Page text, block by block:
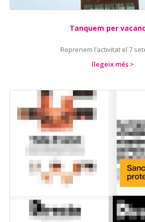
Tanquem per
Reprenem l’activitat el 7
llegeix més >